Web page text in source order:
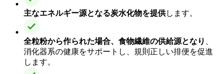
主なエネルギー源となる炭水化物を提供します。
全粒粉から作られた場合、食物繊維の供給源となり
消化器系の健康をサポートし、規則正しい排便を促進
します。